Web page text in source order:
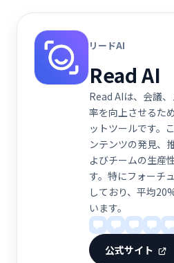
リードAI
Read AI
Read AIは、会議
率を向上させるた
ットツールです。
ンテンツの発見、
よびチームの生産
す。特にフォーチ
しており、平均
います。
公式サイト